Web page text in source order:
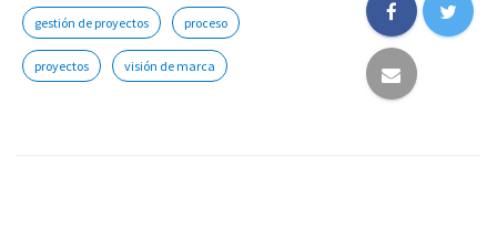
gestión de proyectos proceso
proyectos visión de marca